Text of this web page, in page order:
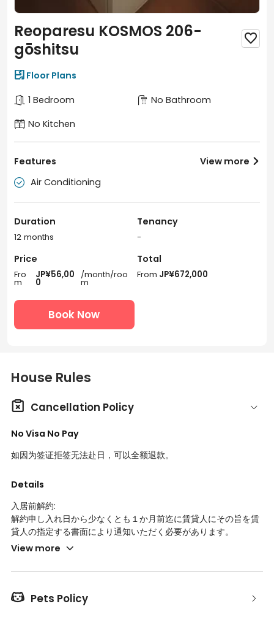
Reoparesu KOSMOS 206-
gōshitsu

 Floor Plans
1 Bedroom
No Bathroom
No Kitchen
Features
 Air Conditioning
View more 
Duration
12 months
Tenancy
-
Price
Fro
m
JP¥56,00
0
/month/roo
m
Total
From JP¥672,000
Book Now
House Rules
 Cancellation Policy
No Visa No Pay
如因为签证拒签无法赴日，可以全额退款。
Details
入居前解約:
解約申し入れ日から少なくとも１か月前迄に賃貸人にその旨を賃
貸人の指定する書面により通知いただく必要があります。
1ヶ月未満の場合、解約日迄の利用料金と、解約日の翌日から解約
わせて賃貸人に支払うものとします。
抗菌施工料金について、実施されていない場合(実際に確認する
必要がある)返金することが可能です。その他費用について実際
View more
 Pets Policy